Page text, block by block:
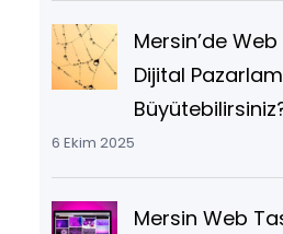
Mersin’de
Dijital
6 Ekim 2025
Mersin Web